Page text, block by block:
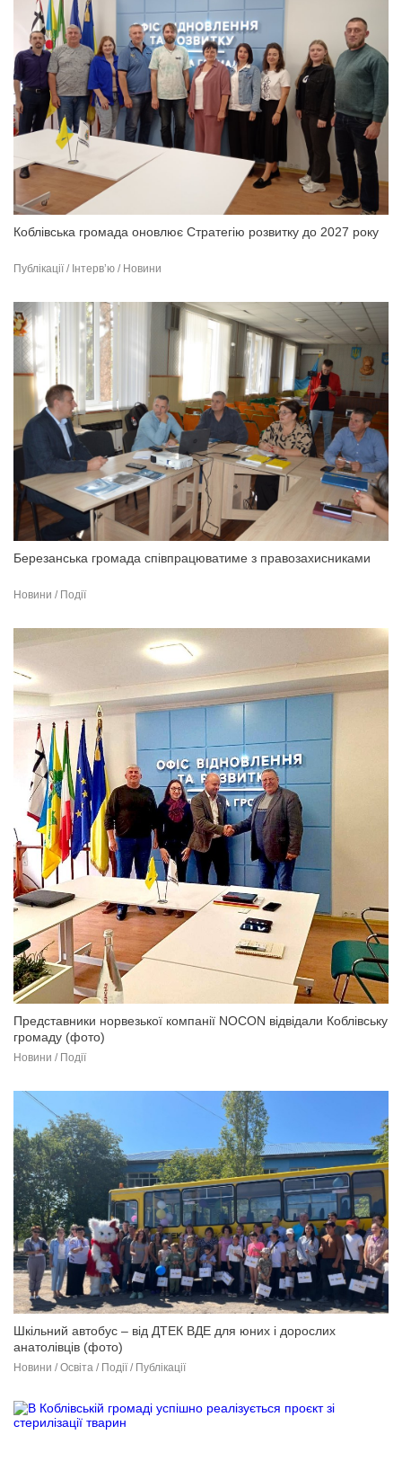
Коблівська громада оновлює Стратегію розвитку до 2027 року
Публікації / Інтерв’ю / Новини
Березанська громада співпрацюватиме з правозахисниками
Новини / Події
Представники норвезької компанії NOCON відвідали Коблівську
громаду (фото)
Новини / Події
Шкільний автобус – від ДТЕК ВДЕ для юних і дорослих
анатолівців (фото)
Новини / Освіта / Події / Публікації